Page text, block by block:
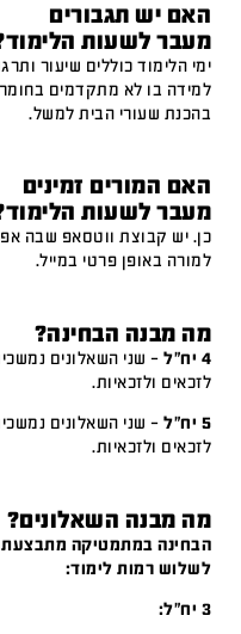
האם יש תגבורים
מעבר לשעות
ימי הלימוד כוללים שיעור
למידה בו לא מתקדמים
בהכנת שעורי הבית למשל.
האם המורים זמינים
מעבר לשעות
כן. יש קבוצת ווטסאפ שבה
למורה באופן פרטי במייל.
מה מבנה הבחינה?
4 יח"ל – שני השאלונים
לזכאים ולזכאיות.
5 יח"ל – שני השאלונים
לזכאים ולזכאיות.
מה מבנה השאלונים?
הבחינה במתמטיקה מתבצעת
לשלוש רמות לימוד:
3 יח”ל: